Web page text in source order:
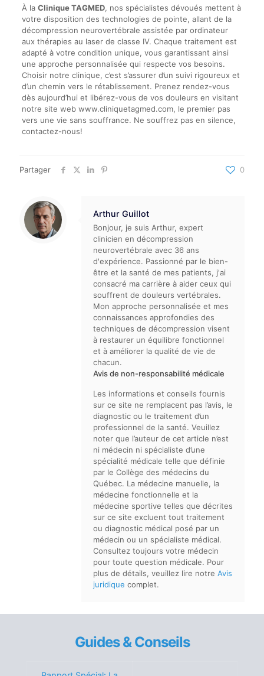
À la Clinique TAGMED, nos spécialistes dévoués mettent à
votre disposition des technologies de pointe, allant de la
décompression neurovertébrale assistée par ordinateur
aux thérapies au laser de classe IV. Chaque traitement est
adapté à votre condition unique, vous garantissant ainsi
une approche personnalisée qui respecte vos besoins.
Choisir notre clinique, c’est s’assurer d’un suivi rigoureux et
d’un chemin vers le rétablissement. Prenez rendez-vous
dès aujourd’hui et libérez-vous de vos douleurs en visitant
notre site web www.cliniquetagmed.com, le premier pas
vers une vie sans souffrance. Ne souffrez pas en silence,
contactez-nous!
Partager 0
Arthur Guillot
Bonjour, je suis Arthur, expert
clinicien en décompression
neurovertébrale avec 36 ans
d'expérience. Passionné par le bien-
être et la santé de mes patients, j'ai
consacré ma carrière à aider ceux qui
souffrent de douleurs vertébrales.
Mon approche personnalisée et mes
connaissances approfondies des
techniques de décompression visent
à restaurer un équilibre fonctionnel
et à améliorer la qualité de vie de
chacun.
Avis de non-responsabilité médicale
Les informations et conseils fournis
sur ce site ne remplacent pas l’avis, le
diagnostic ou le traitement d’un
professionnel de la santé. Veuillez
noter que l’auteur de cet article n’est
ni médecin ni spécialiste d’une
spécialité médicale telle que définie
par le Collège des médecins du
Québec. La médecine manuelle, la
médecine fonctionnelle et la
médecine sportive telles que décrites
sur ce site excluent tout traitement
ou diagnostic médical posé par un
médecin ou un spécialiste médical.
Consultez toujours votre médecin
pour toute question médicale. Pour
plus de détails, veuillez lire notre Avis
juridique complet.
Guides & Conseils